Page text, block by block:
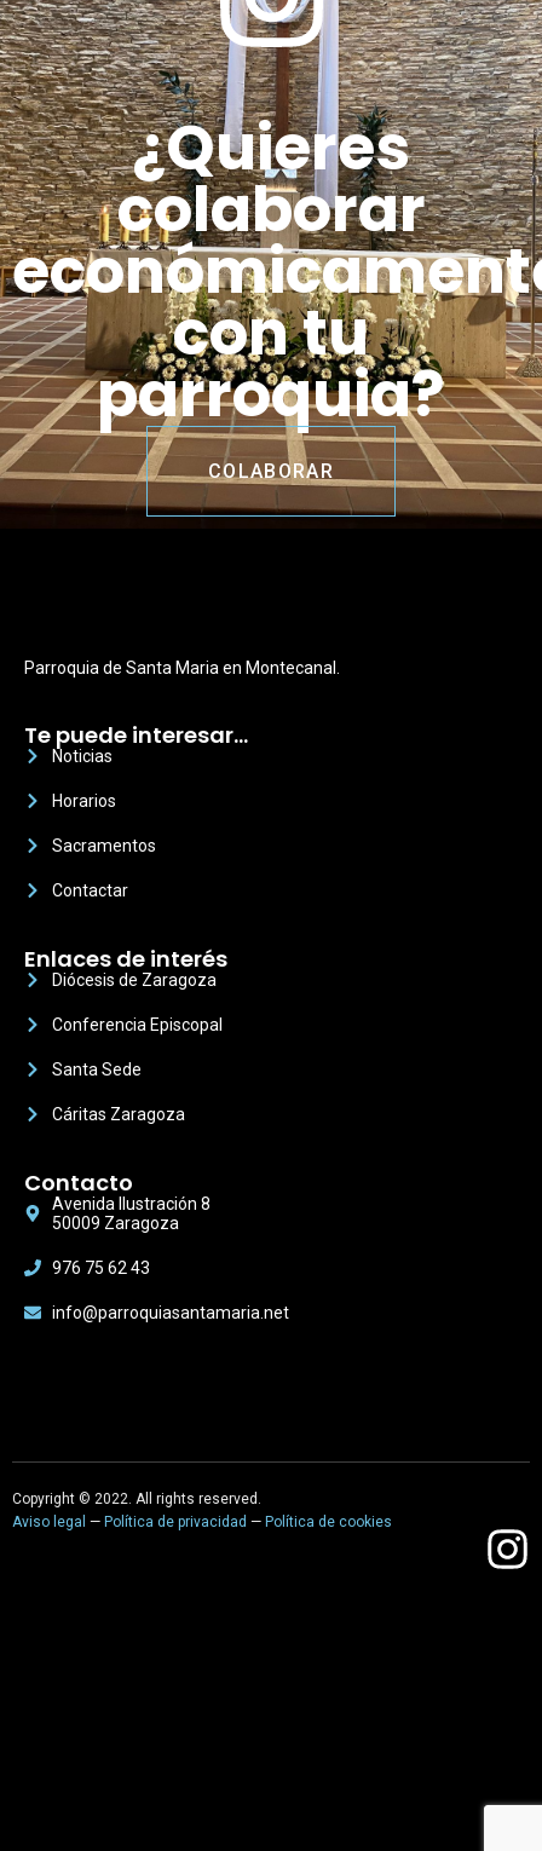
¿Quieres
colaborar
con tu
parroquia?
COLABORAR
Parroquia de Santa Maria en Montecanal.
Te puede interesar…
Noticias
Horarios
Sacramentos
Contactar
Enlaces de interés
Diócesis de Zaragoza
Conferencia Episcopal
Santa Sede
Cáritas Zaragoza
Contacto
Avenida Ilustración 8
50009 Zaragoza
976 75 62 43
info@parroquiasantamaria.net
Copyright © 2022. All rights reserved.
Aviso legal — Política de privacidad — Política de cookies